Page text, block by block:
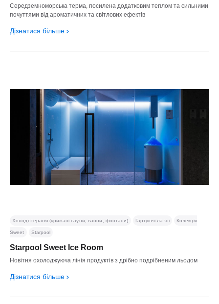
Середземноморська терма, посилена додатковим теплом та сильними
почуттями від ароматичних та світлових ефектів
Дізнатися більше
Starpool Sweet Ice Room
Новітня охолоджуюча лінія продуктів з дрібно подрібненим льодом
Дізнатися більше
Холодотерапія (крижані сауни, ванни, фонтани) Гартуючі лазні Колекція
Sweet Starpool